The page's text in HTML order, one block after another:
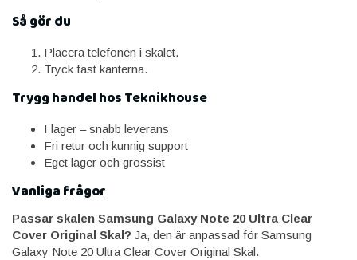
Så gör du
Placera telefonen i skalet.
Tryck fast kanterna.
Trygg handel hos Teknikhouse
I lager – snabb leverans
Fri retur och kunnig support
Eget lager och grossist
Vanliga frågor
Passar skalen Samsung Galaxy Note 20 Ultra Clear
Cover Original Skal? Ja, den är anpassad för Samsung
Galaxy Note 20 Ultra Clear Cover Original Skal.